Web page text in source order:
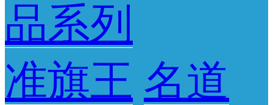
品系列
准旗王 名道